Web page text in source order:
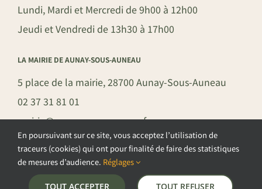
Lundi, Mardi et Mercredi de 9h00 à 12h00
Jeudi et Vendredi de 13h30 à 17h00
LA MAIRIE DE AUNAY-SOUS-AUNEAU
5 place de la mairie, 28700 Aunay-Sous-Auneau
02 37 31 81 01
mairie@aunay-sous-auneau.fr
©COPYRIGHT 2026 – COMMUNE DE AUNAY-SOUS-AUNEAU –
En poursuivant sur ce site, vous acceptez l’utilisation de
traceurs (cookies) qui ont pour finalité de faire des statistiques
de mesures d’audience. Réglages
TOUT ACCEPTER TOUT REFUSER